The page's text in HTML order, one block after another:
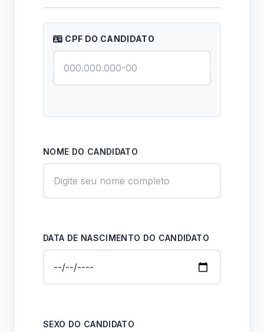
CPF DO CANDIDATO
NOME DO CANDIDATO
DATA DE NASCIMENTO DO CANDIDATO
SEXO DO CANDIDATO